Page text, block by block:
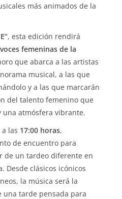
más animados de la
, esta edición rendirá
femeninas de la
que abarca a las artistas
musical, a las que
y a las que marcarán
del talento femenino que
atmósfera vibrante.
las 17:00 horas,
de encuentro para
de un tardeo diferente en
Desde clásicos icónicos
la música será la
una tarde pensada para